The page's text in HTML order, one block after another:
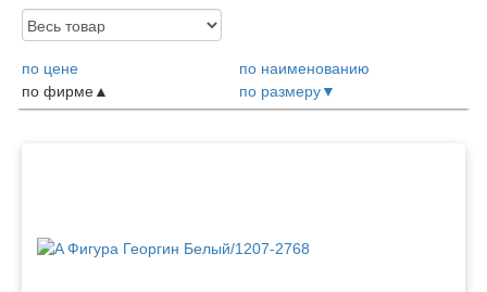
Доступность:
по цене
по наименованию
по фирме
по размеру